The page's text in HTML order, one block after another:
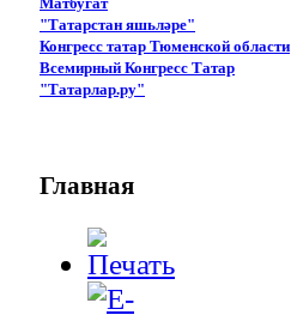
"Татарстан яшьләре"
Конгресс татар Тюменской области
Всемирный Конгресс Татар
"Татарлар.ру"
Главная